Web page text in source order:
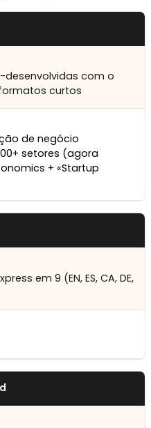
desenvolvidas com o
formatos curtos
de negócio
setores (agora
+ «Startup
em 9 (EN, ES, CA, DE,